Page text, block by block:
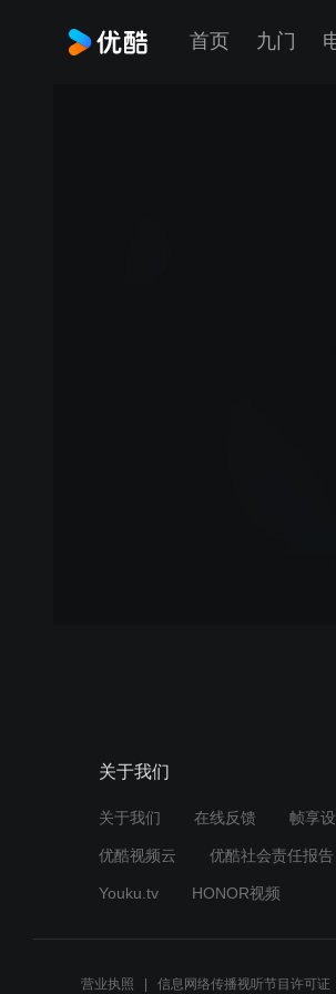
首页 九门
关于我们
关于我们 在线反馈 帧享
优酷视频云 优酷社会责任报告
Youku.tv HONOR视频
营业执照 信息网络传播视听节目许可